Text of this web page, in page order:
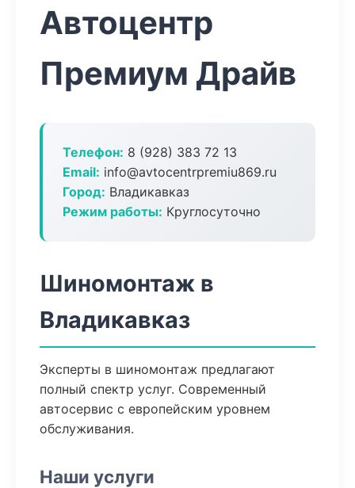
Автоцентр
Премиум Драйв
Телефон: 8 (928) 383 72 13
Email: info@avtocentrpremiu869.ru
Город: Владикавказ
Режим работы: Круглосуточно
Шиномонтаж в
Владикавказ
Эксперты в шиномонтаж предлагают
полный спектр услуг. Современный
автосервис с европейским уровнем
обслуживания.
Наши услуги